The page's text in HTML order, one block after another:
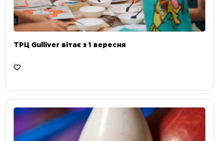
ТРЦ Gulliver вітає з 1 вересня